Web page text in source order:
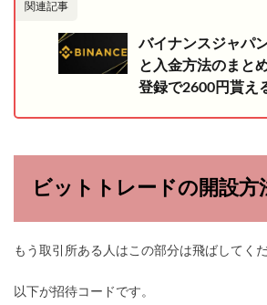
関連記事
バイナンスジャパ
と入金方法のまと
登録で2600円貰え
ビットトレードの開設方
もう取引所ある人はこの部分は飛ばしてくだ
以下が招待コードです。